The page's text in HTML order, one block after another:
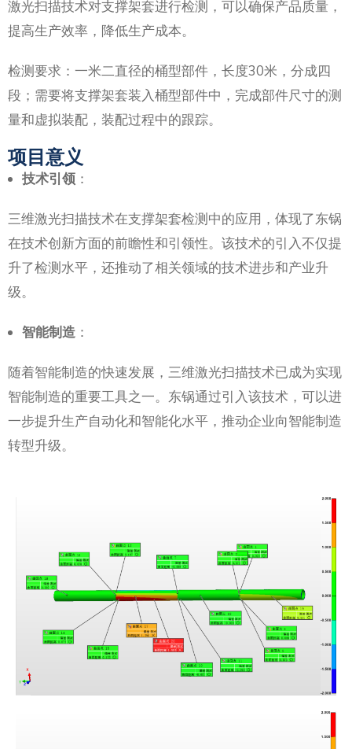
激光扫描技术对支撑架套进行检测，可以确保产品质量，
提高生产效率，降低生产成本。
检测要求：一米二直径的桶型部件，长度30米，分成四
段；需要将支撑架套装入桶型部件中，完成部件尺寸的测
量和虚拟装配，装配过程中的跟踪。
项目意义
技术引领 ：
三维激光扫描技术在支撑架套检测中的应用，体现了东锅
在技术创新方面的前瞻性和引领性。该技术的引入不仅提
升了检测水平，还推动了相关领域的技术进步和产业升
级。
智能制造 ：
随着智能制造的快速发展，三维激光扫描技术已成为实现
智能制造的重要工具之一。东锅通过引入该技术，可以进
一步提升生产自动化和智能化水平，推动企业向智能制造
转型升级。